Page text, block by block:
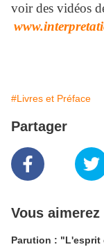
voir des vidéos
#Livres et Préface
Partager
Vous aimerez
Parution : "L'esprit